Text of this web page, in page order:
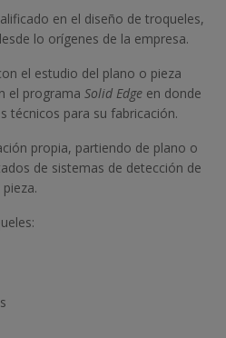
en el diseño de troqueles,
lo orígenes de la empresa.
el estudio del plano o pieza
el programa Solid Edge en donde
técnicos para su fabricación.
propia, partiendo de plano o
de sistemas de detección de